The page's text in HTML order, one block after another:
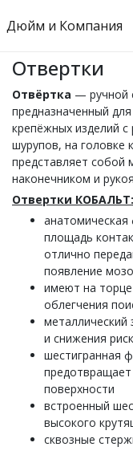
Дюйм и Компания
Отвертки
Отвёртка — ручной
предназначенный
крепёжных изделий
шурупов, на головке
представляет собой
наконечником и
Отвертки КОБАЛЬТ:
площадь
отлично
появление
имеют на
облегчения
металлический
и снижения
шестигранная
предотвращает
поверхности
встроенный
высокого
сквозные